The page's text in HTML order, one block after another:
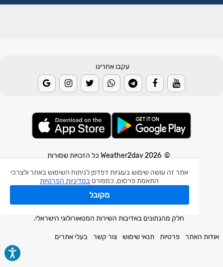
אתר זה עושה שימוש בעוגיות דפדפן לניתוח השימוש באתר ולצרכי
התאמת פרסום, כמפורט במדיניות הפרטיות
מקובל
עקבו אחרינו
© 2026 Weather2day כל הזכויות שמורות
אפליקצית מזג אוויר
אפליקצית רעידת אדמה
אפליקצית מכ"ם גשם
חלק מהנתונים באדיבות השירות המטאורולוגי הישראלי.
אודות האתר פרטיות תנאי שימוש צור קשר בעלי אתרים